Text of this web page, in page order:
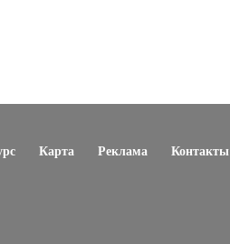
Карта Реклама Контакты